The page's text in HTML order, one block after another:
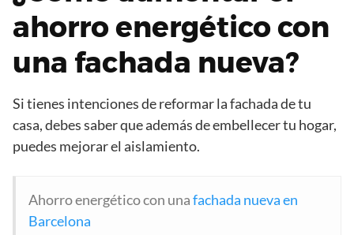
ahorro energético con
una fachada nueva?
Si tienes intenciones de reformar la fachada de tu
casa, debes saber que además de embellecer tu hogar,
puedes mejorar el aislamiento.
Ahorro energético con unafachada nueva en
Barcelona